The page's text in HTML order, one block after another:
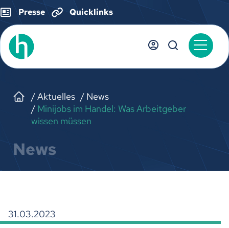
Presse Quicklinks
Aktuelles
News
Minijobs im Handel: Was Arbeitgeber
wissen müssen
News
31.03.2023